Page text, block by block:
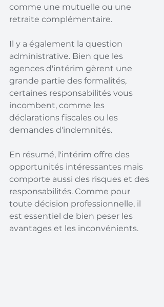
comme une mutuelle ou une
retraite complémentaire.
Il y a également la question
administrative. Bien que les
agences d'intérim gèrent une
grande partie des formalités,
certaines responsabilités vous
incombent, comme les
déclarations fiscales ou les
demandes d'indemnités.
En résumé, l'intérim offre des
opportunités intéressantes mais
comporte aussi des risques et des
responsabilités. Comme pour
toute décision professionnelle, il
est essentiel de bien peser les
avantages et les inconvénients.